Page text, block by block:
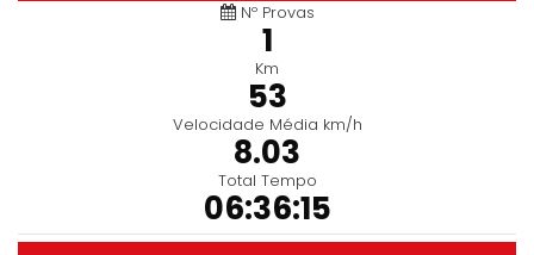
Nº Provas
1
Km
53
Velocidade Média km/h
8.03
Total Tempo
06:36:15